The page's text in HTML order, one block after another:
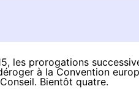
les prorogations
à la Convention
Bientôt quatre.